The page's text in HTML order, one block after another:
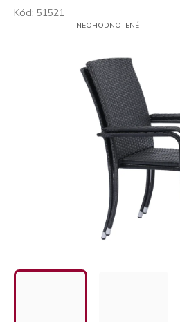
Kód: 51521
PRIEMERNÉNEOHODNOTENÉ